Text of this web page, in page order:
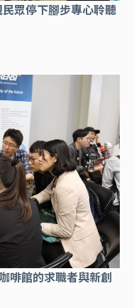
眾停下腳步專心聆聽
啡館的求職者與新創